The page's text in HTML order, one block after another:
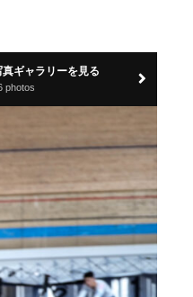
真ギャラリーを見る
photos